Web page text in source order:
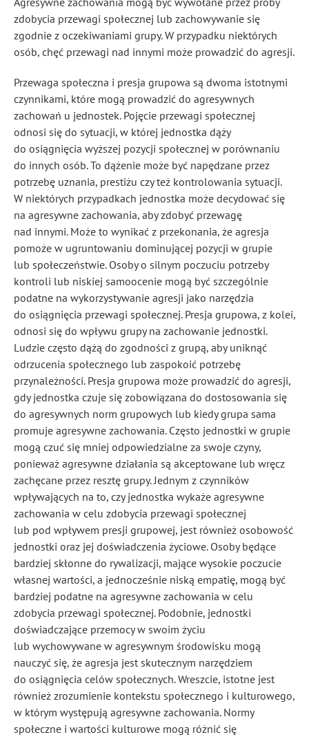
zdobycia przewagi społecznej lub zachowywanie się
zgodnie z oczekiwaniami grupy. W przypadku niektórych
osób, chęć przewagi nad innymi może prowadzić do agresji.
Przewaga społeczna i presja grupowa są dwoma istotnymi
czynnikami, które mogą prowadzić do agresywnych
zachowań u jednostek. Pojęcie przewagi społecznej
odnosi się do sytuacji, w której jednostka dąży
do osiągnięcia wyższej pozycji społecznej w porównaniu
do innych osób. To dążenie może być napędzane przez
potrzebę uznania, prestiżu czy też kontrolowania sytuacji.
W niektórych przypadkach jednostka może decydować się
na agresywne zachowania, aby zdobyć przewagę
nad innymi. Może to wynikać z przekonania, że agresja
pomoże w ugruntowaniu dominującej pozycji w grupie
lub społeczeństwie. Osoby o silnym poczuciu potrzeby
kontroli lub niskiej samoocenie mogą być szczególnie
podatne na wykorzystywanie agresji jako narzędzia
do osiągnięcia przewagi społecznej. Presja grupowa, z kolei,
odnosi się do wpływu grupy na zachowanie jednostki.
Ludzie często dążą do zgodności z grupą, aby uniknąć
odrzucenia społecznego lub zaspokoić potrzebę
przynależności. Presja grupowa może prowadzić do agresji,
gdy jednostka czuje się zobowiązana do dostosowania się
do agresywnych norm grupowych lub kiedy grupa sama
promuje agresywne zachowania. Często jednostki w grupie
mogą czuć się mniej odpowiedzialne za swoje czyny,
ponieważ agresywne działania są akceptowane lub wręcz
zachęcane przez resztę grupy. Jednym z czynników
wpływających na to, czy jednostka wykaże agresywne
zachowania w celu zdobycia przewagi społecznej
lub pod wpływem presji grupowej, jest również osobowość
jednostki oraz jej doświadczenia życiowe. Osoby będące
bardziej skłonne do rywalizacji, mające wysokie poczucie
własnej wartości, a jednocześnie niską empatię, mogą być
bardziej podatne na agresywne zachowania w celu
zdobycia przewagi społecznej. Podobnie, jednostki
doświadczające przemocy w swoim życiu
lub wychowywane w agresywnym środowisku mogą
nauczyć się, że agresja jest skutecznym narzędziem
do osiągnięcia celów społecznych. Wreszcie, istotne jest
również zrozumienie kontekstu społecznego i kulturowego,
w którym występują agresywne zachowania. Normy
społeczne i wartości kulturowe mogą różnić się